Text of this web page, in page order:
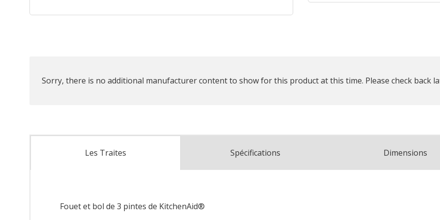
Sorry, there is no additional manufacturer content to show for this product at this time. Please check back
Les Traites Spécifications Dimensions
Fouet et bol de 3 pintes de KitchenAid®